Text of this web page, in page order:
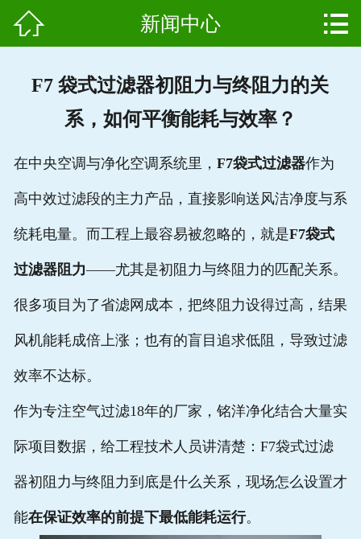
用户案例
资质证书
公司简介
联系我们
 新闻中心 
F7 袋式过滤器初阻力与终阻力的关
系，如何平衡能耗与效率？
在中央空调与净化空调系统里， F7袋式过滤器作为
高中效过滤段的主力产品，直接影响送风洁净度与系
统耗电量。而工程上最容易被忽略的，就是F7袋式
过滤器阻力——尤其是初阻力与终阻力的匹配关系。
很多项目为了省滤网成本，把终阻力设得过高，结果
风机能耗成倍上涨；也有的盲目追求低阻，导致过滤
效率不达标。
作为专注空气过滤18年的厂家，铭洋净化结合大量实
际项目数据，给工程技术人员讲清楚：F7袋式过滤
器初阻力与终阻力到底是什么关系，现场怎么设置才
能在保证效率的前提下最低能耗运行。